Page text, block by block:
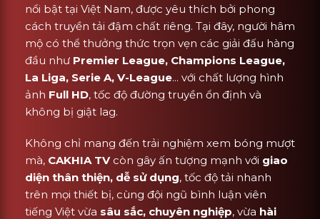
nổi bật tại Việt Nam, được yêu thích bởi phong
cách truyền tải đậm chất riêng. Tại đây, người hâm
mộ có thể thưởng thức trọn vẹn các giải đấu hàng
đầu như Premier League, Champions League,
La Liga, Serie A, V-League... với chất lượng hình
ảnh Full HD, tốc độ đường truyền ổn định và
không bị giật lag.
Không chỉ mang đến trải nghiệm xem bóng mượt
mà, CAKHIA TVcòn gây ấn tượng mạnh với giao
diện thân thiện, dễ sử dụng, tốc độ tải nhanh
trên mọi thiết bị, cùng đội ngũ bình luận viên
tiếng Việt vừa sâu sắc, chuyên nghiệp, vừa hài